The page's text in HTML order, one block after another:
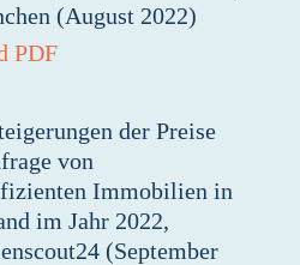
(August 2022)
PDF
der Preise
von
Immobilien in
im Jahr 2022,
(September